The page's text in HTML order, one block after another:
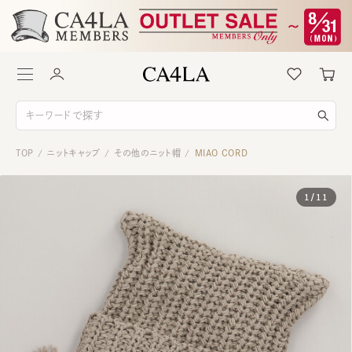
TOP / ニットキャップ / その他のニット帽 / MIAO CORD
1 / 11